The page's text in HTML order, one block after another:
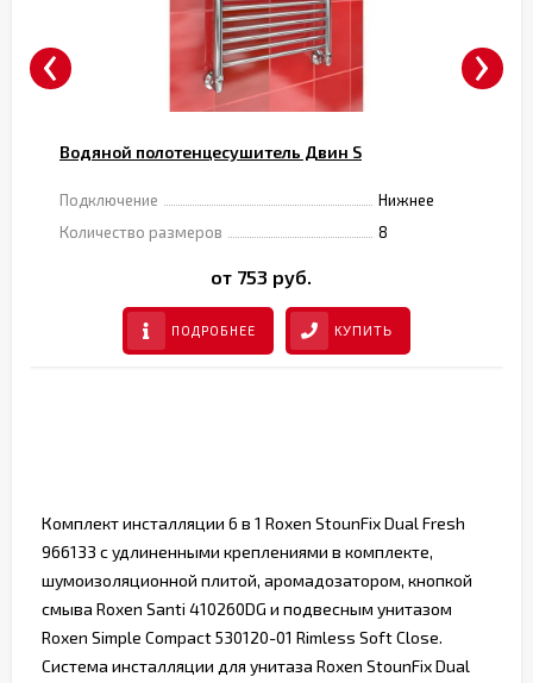
Водяной полотенцесушитель Двин S
Подключение
Нижнее
Количество размеров
8
от 753 руб.
ПОДРОБНЕЕ КУПИТЬ
‹ ›
Комплект инсталляции 6 в 1 Roxen StounFix Dual Fresh
966133 с удлиненными креплениями в комплекте,
шумоизоляционной плитой, аромадозатором, кнопкой
смыва Roxen Santi 410260DG ​и подвесным унитазом
Roxen Simple Compact 530120-01 Rimless Soft Close.
Система инсталляции для унитаза Roxen StounFix Dual